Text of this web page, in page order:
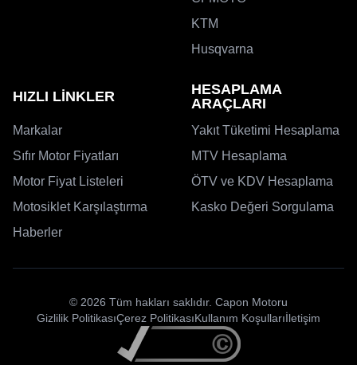
KTM
Husqvarna
HIZLI LİNKLER
Markalar
Sıfır Motor Fiyatları
Motor Fiyat Listeleri
Motosiklet Karşılaştırma
Haberler
HESAPLAMA
ARAÇLARI
Yakıt Tüketimi Hesaplama
MTV Hesaplama
ÖTV ve KDV Hesaplama
Kasko Değeri Sorgulama
© 2026 Tüm hakları saklıdır. Capon Motoru
Gizlilik PolitikasıÇerez PolitikasıKullanım Koşullarıİletişim